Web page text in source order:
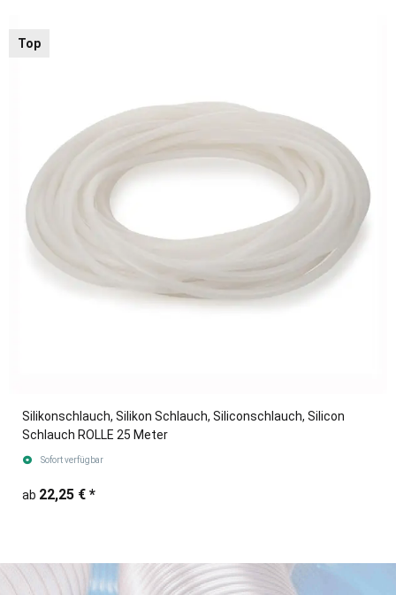
Top
Silikonschlauch, Silikon Schlauch, Siliconschlauch, Silicon
Schlauch ROLLE 25 Meter
Sofort verfügbar
ab 22,25 € *